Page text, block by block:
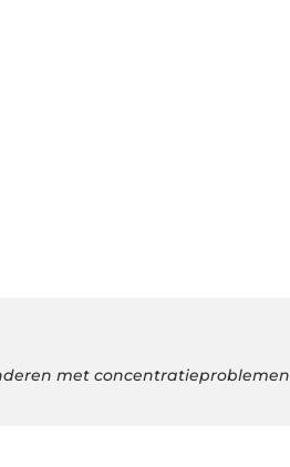
met concentratieproblemen